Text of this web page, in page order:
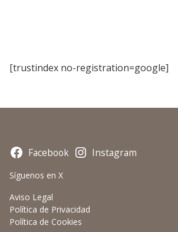
[trustindex no-registration=google]
Facebook Instagram
Síguenos en X
Aviso Legal
Política de Privacidad
Política de Cookies